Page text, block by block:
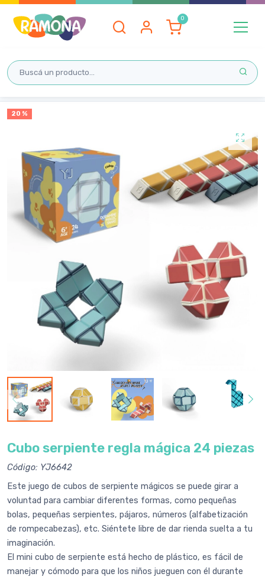
20 %
Cubo serpiente regla mágica 24 piezas
Código: YJ6642
Este juego de cubos de serpiente mágicos se puede girar a
voluntad para cambiar diferentes formas, como pequeñas
bolas, pequeñas serpientes, pájaros, números (alfabetización
de rompecabezas), etc. Siéntete libre de dar rienda suelta a tu
imaginación.
El mini cubo de serpiente está hecho de plástico, es fácil de
manejar y cómodo para que los niños jueguen con él durante